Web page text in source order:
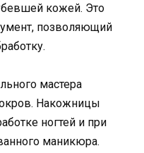
кожей. Это
позволяющий
мастера
Накожницы
ногтей и при
маникюра.